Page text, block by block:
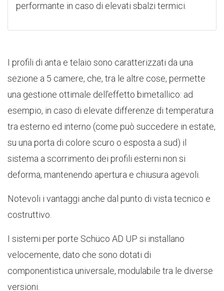
performante in caso di elevati sbalzi termici.
I profili di anta e telaio sono caratterizzati da una
sezione a 5 camere, che, tra le altre cose, permette
una gestione ottimale dell’effetto bimetallico: ad
esempio, in caso di elevate differenze di temperatura
tra esterno ed interno (come può succedere in estate,
su una porta di colore scuro o esposta a sud) il
sistema a scorrimento dei profili esterni non si
deforma, mantenendo apertura e chiusura agevoli.
Notevoli i vantaggi anche dal punto di vista tecnico e
costruttivo.
I sistemi per porte Schüco AD UP si installano
velocemente, dato che sono dotati di
componentistica universale, modulabile tra le diverse
versioni.